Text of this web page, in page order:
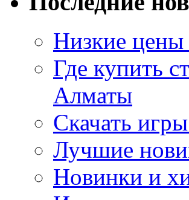
Низкие цены
Где купить
Алматы
Скачать
Лучшие
Новинки и